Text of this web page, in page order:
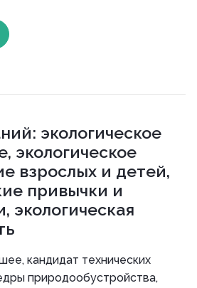
экологическое
экологическое
взрослых и детей,
привычки и
экологическая
кандидат технических
природообустройства,